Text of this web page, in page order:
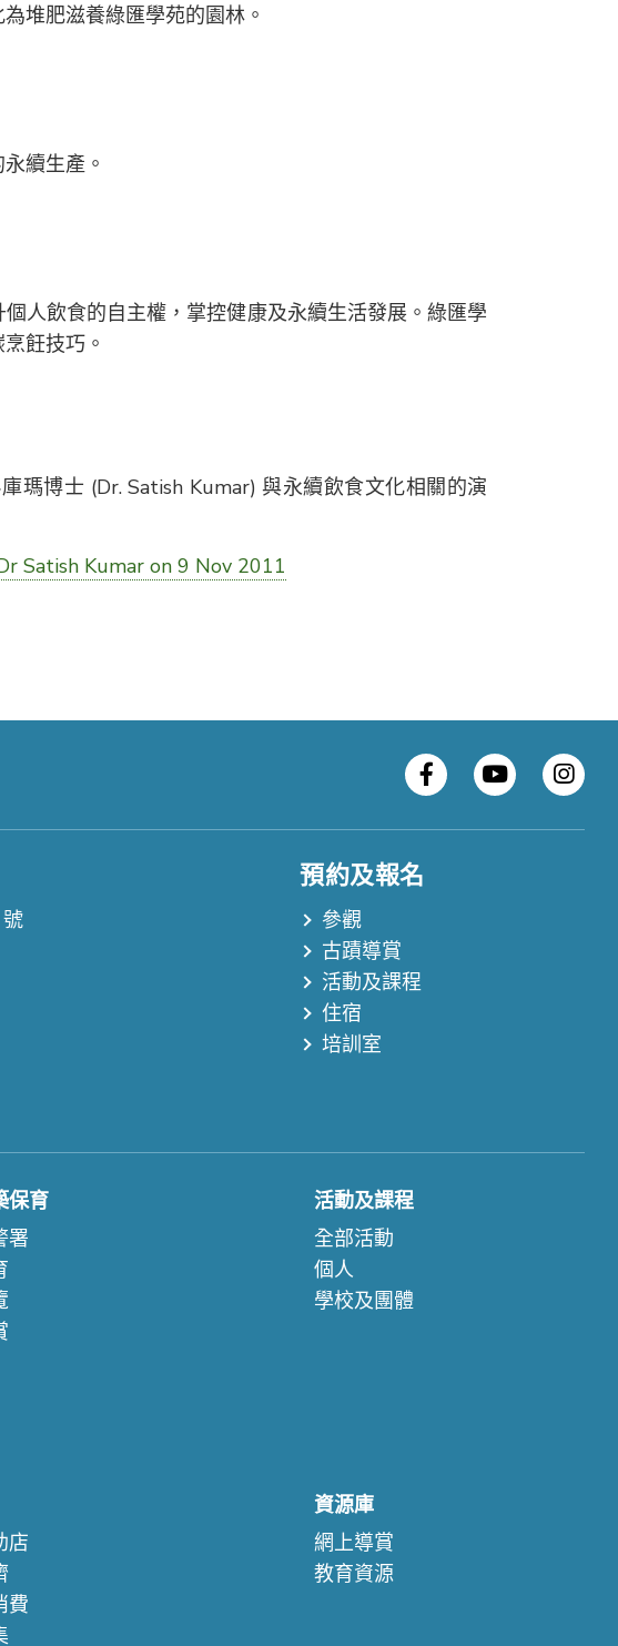
堆肥滋養綠匯學苑的園林。
續生產。
人飲食的自主權，掌控健康及永續生活發展。綠匯學
飪技巧。
瑪博士 (Dr. Satish Kumar) 與永續飲食文化相關的演
Satish Kumar on 9 Nov 2011
預約及報名
參觀
古蹟導賞
活動及課程
住宿
培訓室
保育
署
活動及課程
全部活動
個人
學校及團體
店
費
資源庫
網上導賞
教育資源